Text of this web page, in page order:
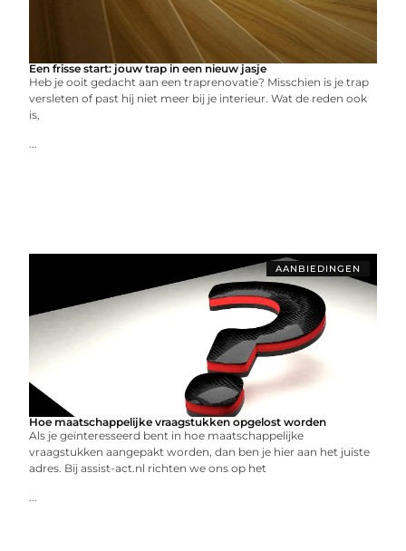
Een frisse start: jouw trap in een nieuw jasje
Heb je ooit gedacht aan een traprenovatie? Misschien is je trap
versleten of past hij niet meer bij je interieur. Wat de reden ook
is,
...
AANBIEDINGEN
Hoe maatschappelijke vraagstukken opgelost worden
Als je geïnteresseerd bent in hoe maatschappelijke
vraagstukken aangepakt worden, dan ben je hier aan het juiste
adres. Bij assist-act.nl richten we ons op het
...